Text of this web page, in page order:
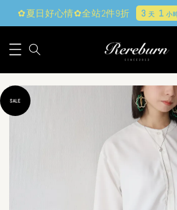
✿夏日好心情✿全站2件9折 3天 1小
SALE